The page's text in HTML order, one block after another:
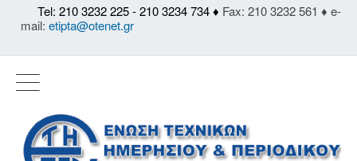
Tel: 210 3232 225 - 210 3234 734 ♦ Fax: 210 3232 561 ♦ e-
mail: etipta@otenet.gr